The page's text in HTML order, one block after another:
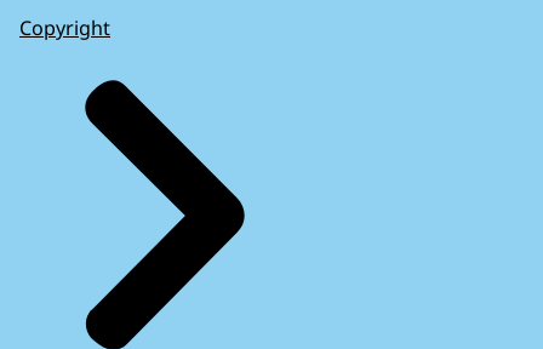
Copyright